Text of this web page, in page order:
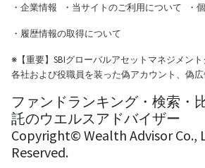
・ 企業情報 ・ 当サイトのご利用について ・
・ 履歴情報の取得について
※【重要】SBIグローバルアセットマネジメン
各社および役職員を装った偽アカウント、偽
ファンドランキング・検索・
託のウエルスアドバイザー
Copyright© Wealth Advisor Co.,
Reserved.